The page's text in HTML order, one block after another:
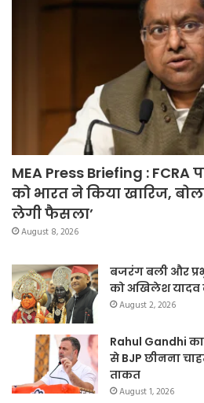
MEA Press Briefing : FCRA
को भारत ने किया खारिज,
लेगी फैसला’
August 8, 2026
बजरंग बली और
को अखिलेश यादव
August 2, 2026
Rahul Gandhi
से BJP छीनना
ताकत
August 1, 2026